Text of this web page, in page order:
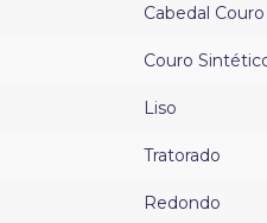
Cabedal
Couro
Liso
Tratorado
Redondo